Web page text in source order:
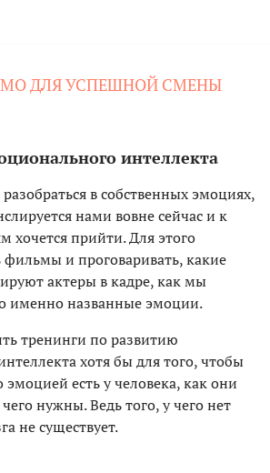
ДЛЯ УСПЕШНОЙ СМЕНЫ
интеллекта
в собственных эмоциях,
нами вовне сейчас и к
хочется прийти. Для этого
фильмы и проговаривать, какие
актеры в кадре, как мы
именно названные эмоции.
тренинги по развитию
хотя бы для того, чтобы
эмоцией есть у человека, как они
нужны. Ведь того, у чего нет
не существует.